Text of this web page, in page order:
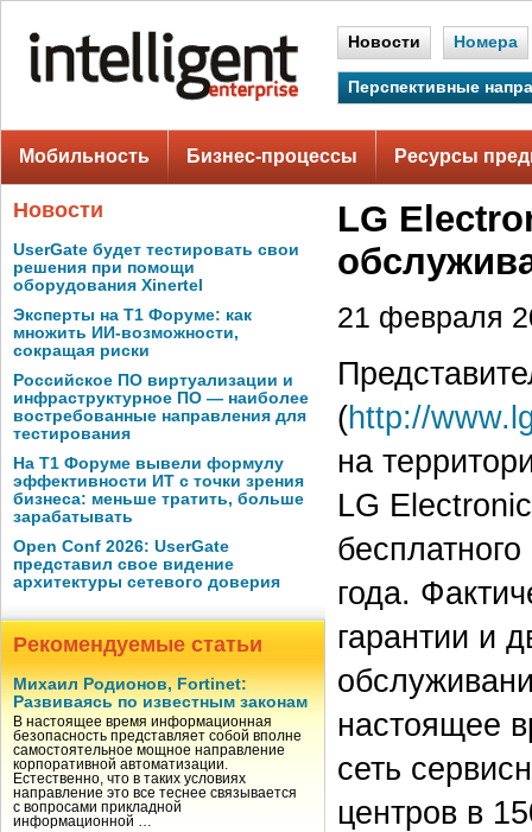
Новости Номера
Перспективные
Мобильность Бизнес-процессы Ресурсы
Новости
UserGate будет тестировать свои
решения при помощи
оборудования Xinertel
Эксперты на Т1 Форуме: как
множить ИИ-возможности,
сокращая риски
Российское ПО виртуализации и
инфраструктурное ПО — наиболее
востребованные направления для
тестирования
На Т1 Форуме вывели формулу
эффективности ИТ с точки зрения
бизнеса: меньше тратить, больше
зарабатывать
Open Conf 2026: UserGate
представил свое видение
архитектуры сетевого доверия
Рекомендуемые статьи
Михаил Родионов, Fortinet:
Развиваясь по известным законам
В настоящее время информационная
безопасность представляет собой вполне
самостоятельное мощное направление
корпоративной автоматизации.
Естественно, что в таких условиях
направление это все теснее связывается
с вопросами прикладной
информационной …
LG
21 февраля
(http://
на
LG
года.
гарантии и
настоящее
сеть
центров в